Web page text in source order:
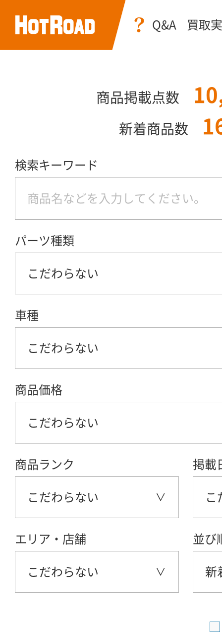
Q&A 買取
商品掲載点数
新着商品数
検索キーワード
パーツ種類
こだわらない
車種
こだわらない
商品価格
こだわらない
商品ランク
こだわらない
掲載
こ
エリア・店舗
こだわらない
並び
新